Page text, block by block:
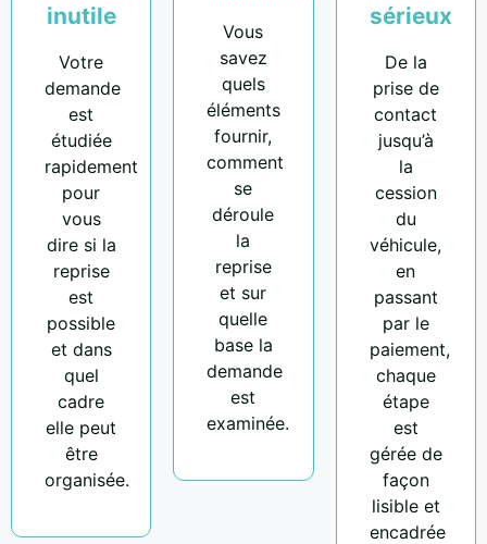
inutile
Votre
demande
est
étudiée
rapidement
pour
vous
dire si la
reprise
est
possible
et dans
quel
cadre
elle peut
être
organisée.
Vous
savez
quels
éléments
fournir,
comment
se
déroule
la
reprise
et sur
quelle
base la
demande
est
examinée.
sérieux
De la
prise de
contact
jusqu’à
la
cession
du
véhicule,
en
passant
par le
paiement,
chaque
étape
est
gérée de
façon
lisible et
encadrée